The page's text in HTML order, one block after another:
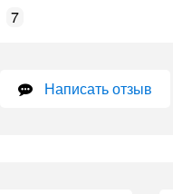
7
Написать отзыв